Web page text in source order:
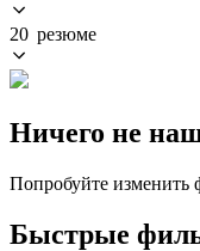
20 резюме
Ничего не
Попробуйте изменить
Быстрые